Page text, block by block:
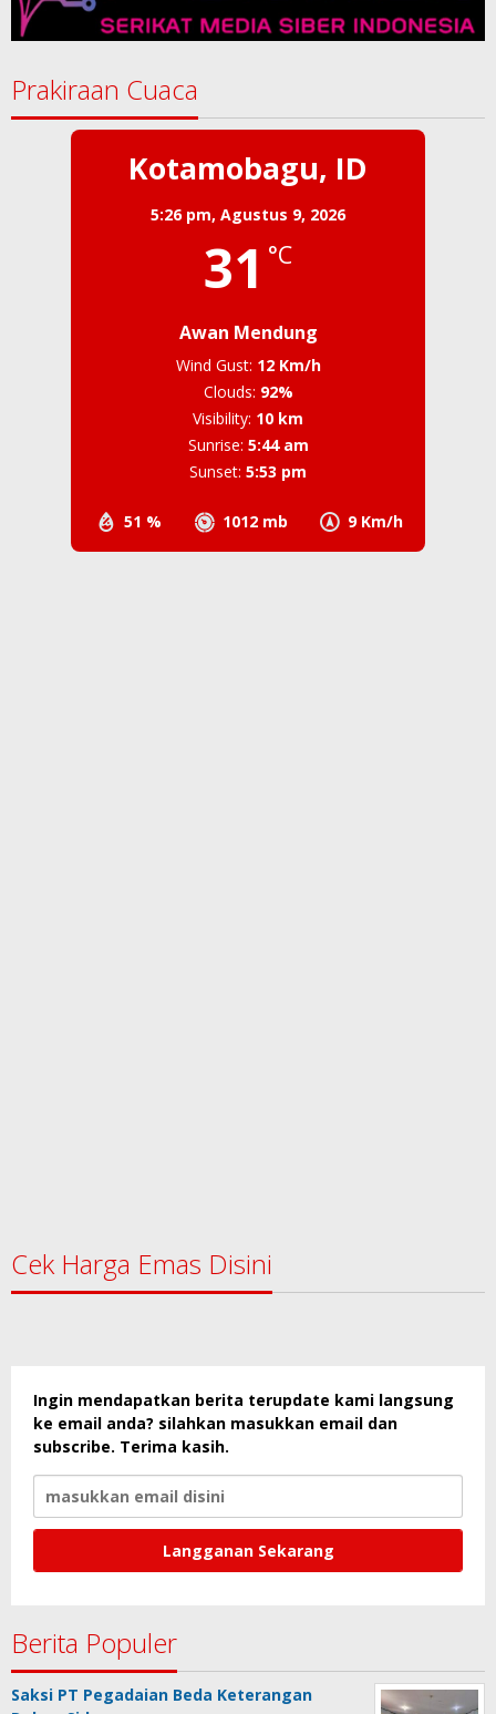
Prakiraan Cuaca
Kotamobagu, ID
5:26 pm, Agustus 9, 2026
31 °C
Awan Mendung
51 % 1012 mb 9 Km/h
Wind Gust: 12 Km/h
Clouds: 92%
Visibility: 10 km
Sunrise: 5:44 am
Sunset: 5:53 pm
Cek Harga Emas Disini
Ingin mendapatkan berita terupdate kami langsung
ke email anda? silahkan masukkan email dan
subscribe. Terima kasih.
Berita Populer
Saksi PT Pegadaian Beda Keterangan